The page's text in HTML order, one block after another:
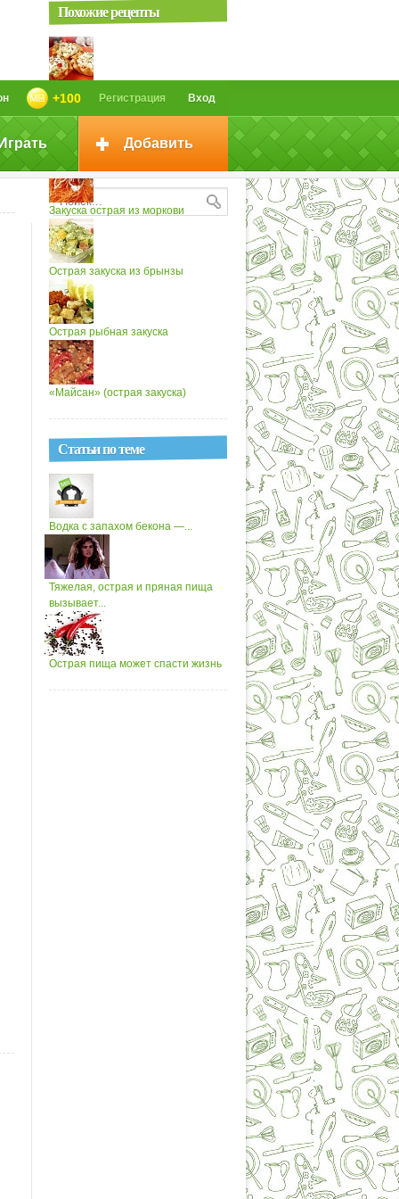
Вход
Регистрация
+100
Добавить
Похожие рецепты
Острая закуска
Закуска острая из моркови
Острая закуска из брынзы
Острая рыбная закуска
«Майсан» (острая закуска)
Статьи по теме
Водка с запахом бекона —...
Тяжелая, острая и пряная пища
вызывает...
Острая пища может спасти жизнь